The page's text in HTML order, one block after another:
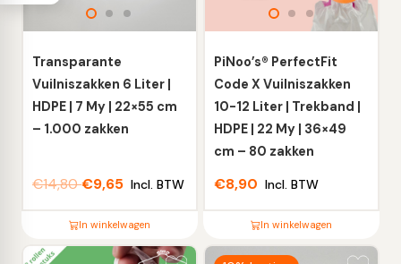
Transparante
Vuilniszakken 6 Liter |
HDPE | 7 My | 22×55 cm
– 1.000 zakken
€14,80€9,65 Incl. BTW
In winkelwagen
Dit
PiNoo’s® PerfectFit
Code X Vuilniszakken
10-12 Liter | Trekband |
HDPE | 22 My | 36×49
cm – 80 zakken
€8,90 Incl. BTW
In winkelwagen
Dit